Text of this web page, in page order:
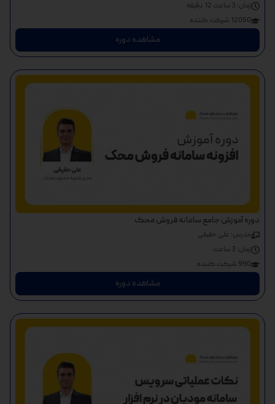
زمان: 3 ساعت 12 دقیقه
12050 شرکت کننده
مشاهده دوره
دوره آموزش جامع سامانه فروش محک
مدرس: علی حقیقی
زمان: 3 ساعت
990 شرکت کننده
مشاهده دوره